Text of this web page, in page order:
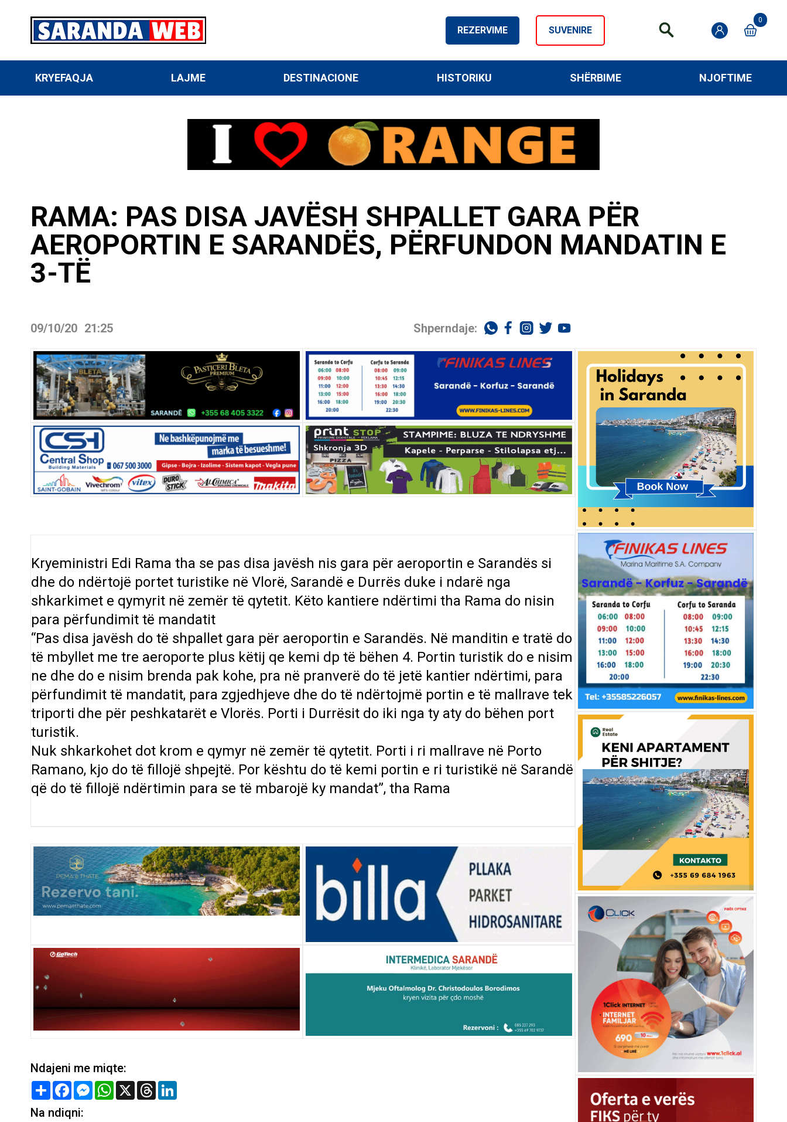
REZERVIME SUVENIRE
0
KRYEFAQJA LAJME DESTINACIONE HISTORIKU SHËRBIME NJOFTIME
RAMA: PAS DISA JAVËSH SHPALLET GARA PËR
AEROPORTIN E SARANDËS, PËRFUNDON MANDATIN E
3-TË
09/10/20 21:25 Shperndaje:
Kryeministri Edi Rama tha se pas disa javësh nis gara për aeroportin e Sarandës si
dhe do ndërtojë portet turistike në Vlorë, Sarandë e Durrës duke i ndarë nga
shkarkimet e qymyrit në zemër të qytetit. Këto kantiere ndërtimi tha Rama do nisin
para përfundimit të mandatit
“Pas disa javësh do të shpallet gara për aeroportin e Sarandës. Në manditin e tratë do
të mbyllet me tre aeroporte plus këtij qe kemi dp të bëhen 4. Portin turistik do e nisim
ne dhe do e nisim brenda pak kohe, pra në pranverë do të jetë kantier ndërtimi, para
përfundimit të mandatit, para zgjedhjeve dhe do të ndërtojmë portin e të mallrave tek
triporti dhe për peshkatarët e Vlorës. Porti i Durrësit do iki nga ty aty do bëhen port
turistik.
Nuk shkarkohet dot krom e qymyr në zemër të qytetit. Porti i ri mallrave në Porto
Ramano, kjo do të fillojë shpejtë. Por kështu do të kemi portin e ri turistikë në Sarandë
që do të fillojë ndërtimin para se të mbarojë ky mandat”, tha Rama
Ndajeni me miqte:
Share FacebookMessenger
WhatsApp
X Threads
Na ndiqni: